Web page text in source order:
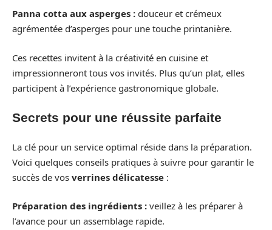
Panna cotta aux asperges : douceur et crémeux
agrémentée d’asperges pour une touche printanière.
Ces recettes invitent à la créativité en cuisine et
impressionneront tous vos invités. Plus qu’un plat, elles
participent à l’expérience gastronomique globale.
Secrets pour une réussite parfaite
La clé pour un service optimal réside dans la préparation.
Voici quelques conseils pratiques à suivre pour garantir le
succès de vos verrines délicatesse :
Préparation des ingrédients : veillez à les préparer à
l’avance pour un assemblage rapide.